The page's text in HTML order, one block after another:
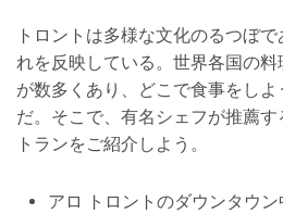
トロントは多様な文化のるつぼ
れを反映している。世界各国の
が数多くあり、どこで食事をし
だ。そこで、有名シェフが推薦
トランをご紹介しよう。
アロ トロントのダウンタウ